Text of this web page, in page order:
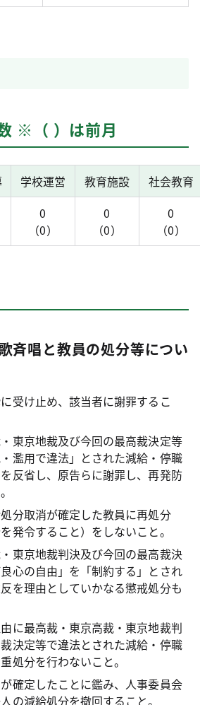
※（ ）は前月
学校運営 教育施設
社会教育
0
（0）
0
（0）
0
（0）
斉唱と教員の処分等につい
受け止め、該当者に謝罪するこ
東京地裁及び今回の最高裁決定等
濫用で違法」とされた減給・停職
反省し、原告らに謝罪し、再発防
分取消が確定した教員に再処分
発令すること）をしないこと。
東京地裁判決及び今回の最高裁決
心の自由」を「制約する」とされ
を理由としていかなる懲戒処分も
に最高裁・東京高裁・東京地裁判
決定等で違法とされた減給・停職
処分を行わないこと。
確定したことに鑑み、人事委員会
の減給処分を撤回すること。